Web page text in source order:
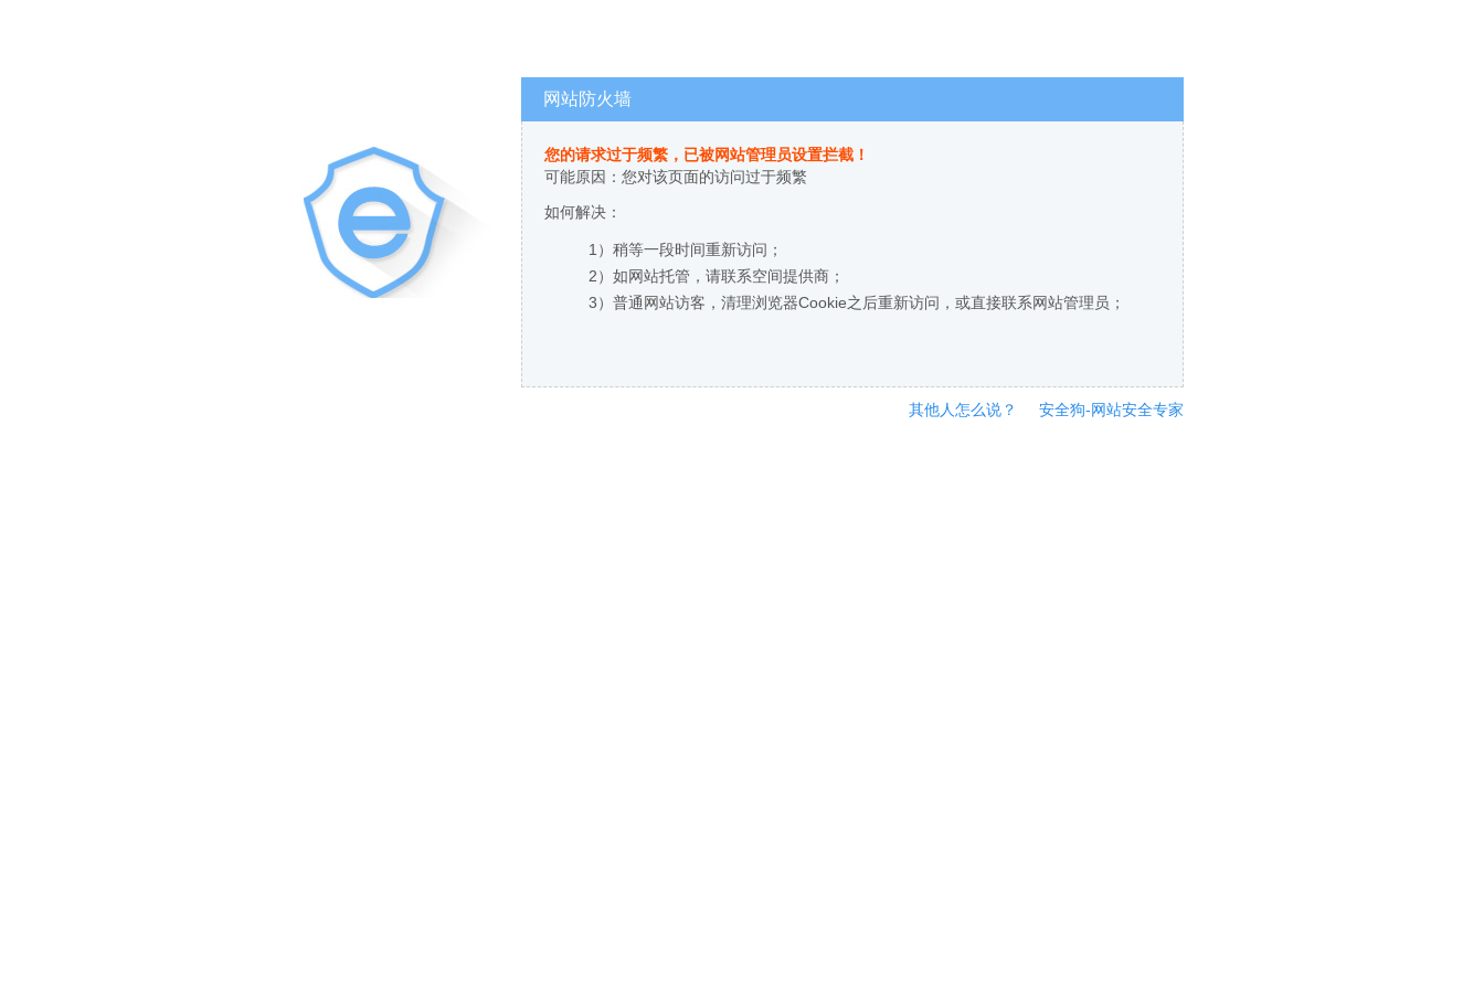
网站防火墙
您的请求过于频繁，已被网站管理员设置拦截！
可能原因：您对该页面的访问过于频繁
如何解决：
1）稍等一段时间重新访问；
2）如网站托管，请联系空间提供商；
3）普通网站访客，清理浏览器Cookie之后重新访问，或直接联系网站管理员；
其他人怎么说？ 安全狗-网站安全专家